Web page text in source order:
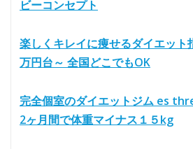
ビーコンセプト
楽しくキレイに痩せるダイエット
万円台～ 全国どこでもOK
完全個室のダイエットジム es
2ヶ月間で体重マイナス１５kg